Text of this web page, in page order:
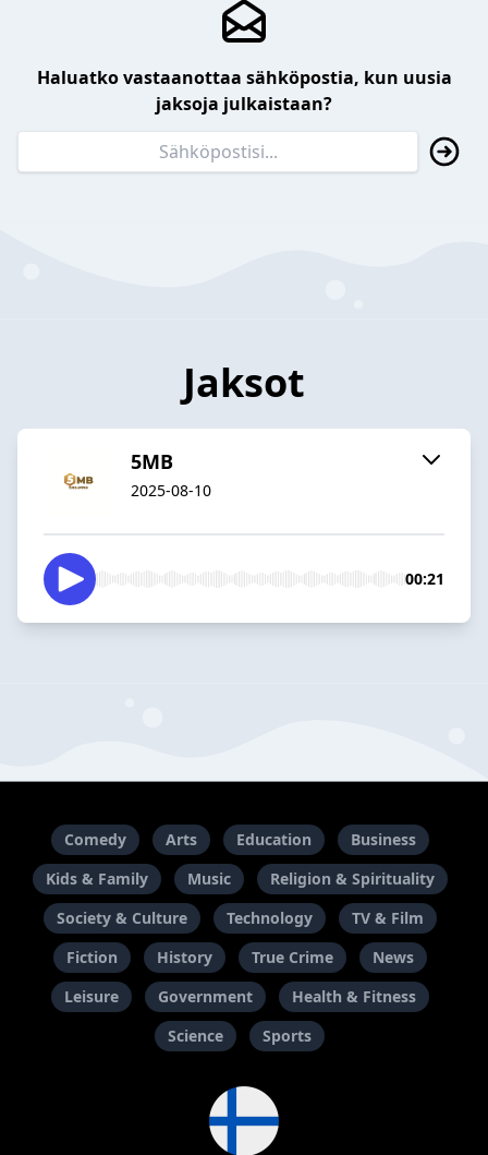
Haluatko vastaanottaa sähköpostia, kun uusia
jaksoja julkaistaan?
Jaksot
5MB
2025-08-10
00:21
Comedy Arts Education
Business
Kids & Family
Music
Religion & Spirituality
Society & Culture
Technology
TV & Film
Fiction
History True Crime
News
Leisure
Government
Health & Fitness
Science
Sports